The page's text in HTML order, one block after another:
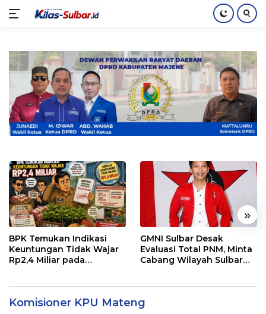
konten
« »
BPK Temukan Indikasi
Keuntungan Tidak Wajar
Rp2,4 Miliar pada
GMNI Sulbar Desak
Evaluasi Total PNM, Minta
Cabang Wilayah Sulbar
Komisioner KPU Mateng